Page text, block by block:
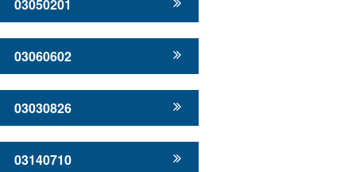
03050201
03060602
03030826
03140710